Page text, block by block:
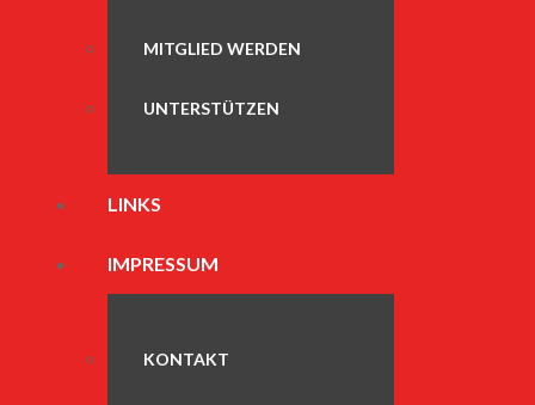
MITGLIED WERDEN
UNTERSTÜTZEN
LINKS
IMPRESSUM
KONTAKT